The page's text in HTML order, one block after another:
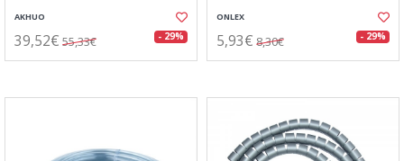
AKHUO
39,52€ 55,33€ - 29%
ONLEX
5,93€ 8,30€ - 29%